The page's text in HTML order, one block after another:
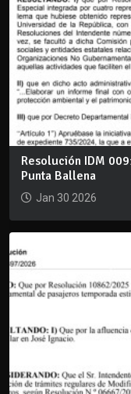
Resolución IDM
Punta Ballena
Jan 30 2026